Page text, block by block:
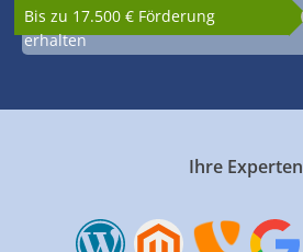
Bis zu 17.500 € Förderung
erhalten
Ihre Experten